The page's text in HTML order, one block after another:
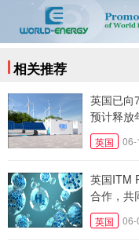
相关推荐
英国已向
预计释放
英国 06-
英国ITM
合作，共
英国 06-